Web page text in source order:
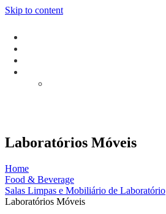
Skip to content
Laboratórios Móveis
Home
Food & Beverage
Salas Limpas e Mobiliário de Laboratório
Laboratórios Móveis